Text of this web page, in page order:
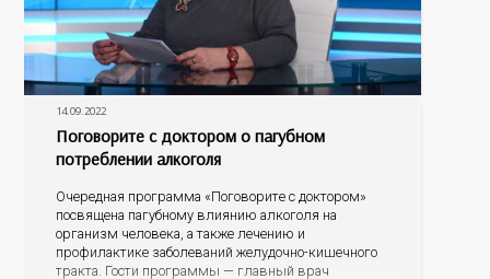
14.09.2022
Поговорите с доктором о пагубном
потреблении алкоголя
Очередная программа «Поговорите с доктором»
посвящена пагубному влиянию алкоголя на
организм человека, а также лечению и
профилактике заболеваний желудочно-кишечного
тракта. Гости программы — главный врач